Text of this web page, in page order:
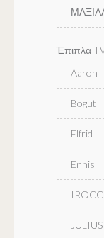
Έπιπλα
Aaron
Bogut
Elfrid
Ennis
JULIUS